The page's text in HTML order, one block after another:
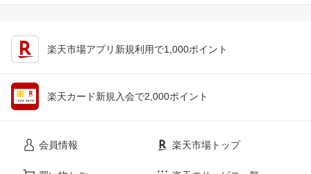
楽天市場アプリ新規利用で1,000ポイント
楽天カード新規入会で2,000ポイント
会員情報 楽天市場トップ